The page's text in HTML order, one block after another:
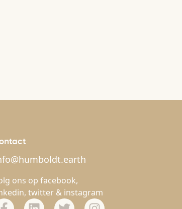
ons op facebook,
, twitter & instagram